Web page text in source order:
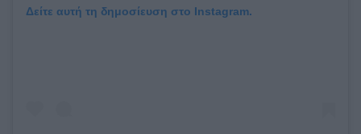
Δείτε αυτή τη δημοσίευση στο Instagram.